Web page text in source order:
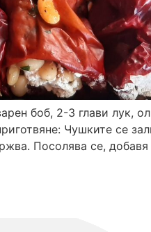
боб, 2-3 глави лук,
Чушките се
Посолява се,